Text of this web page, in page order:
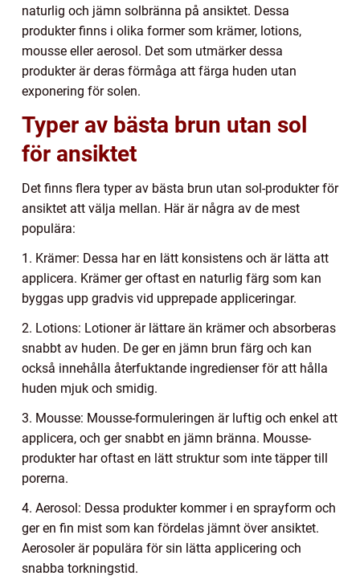
naturlig och jämn solbränna på ansiktet. Dessa
produkter finns i olika former som krämer, lotions,
mousse eller aerosol. Det som utmärker dessa
produkter är deras förmåga att färga huden utan
exponering för solen.
Typer av bästa brun utan sol
för ansiktet
Det finns flera typer av bästa brun utan sol-produkter för
ansiktet att välja mellan. Här är några av de mest
populära:
1. Krämer: Dessa har en lätt konsistens och är lätta att
applicera. Krämer ger oftast en naturlig färg som kan
byggas upp gradvis vid upprepade appliceringar.
2. Lotions: Lotioner är lättare än krämer och absorberas
snabbt av huden. De ger en jämn brun färg och kan
också innehålla återfuktande ingredienser för att hålla
huden mjuk och smidig.
3. Mousse: Mousse-formuleringen är luftig och enkel att
applicera, och ger snabbt en jämn bränna. Mousse-
produkter har oftast en lätt struktur som inte täpper till
porerna.
4. Aerosol: Dessa produkter kommer i en sprayform och
ger en fin mist som kan fördelas jämnt över ansiktet.
Aerosoler är populära för sin lätta applicering och
snabba torkningstid.